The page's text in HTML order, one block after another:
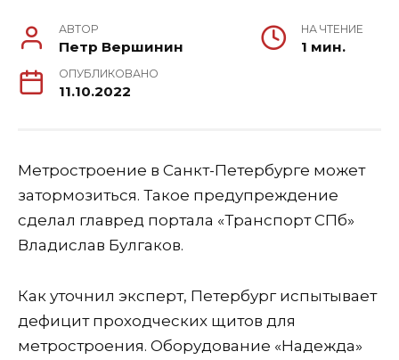
АВТОР
Петр Вершинин
НА ЧТЕНИЕ
1 мин.
ОПУБЛИКОВАНО
11.10.2022
Метростроение в Санкт-Петербурге может
затормозиться. Такое предупреждение
сделал главред портала «Транспорт СПб»
Владислав Булгаков.
Как уточнил эксперт, Петербург испытывает
дефицит проходческих щитов для
метростроения. Оборудование «Надежда»